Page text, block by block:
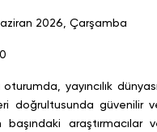
2026, Çarşamba
oturumda, yayıncılık
doğrultusunda güvenilir
başındaki